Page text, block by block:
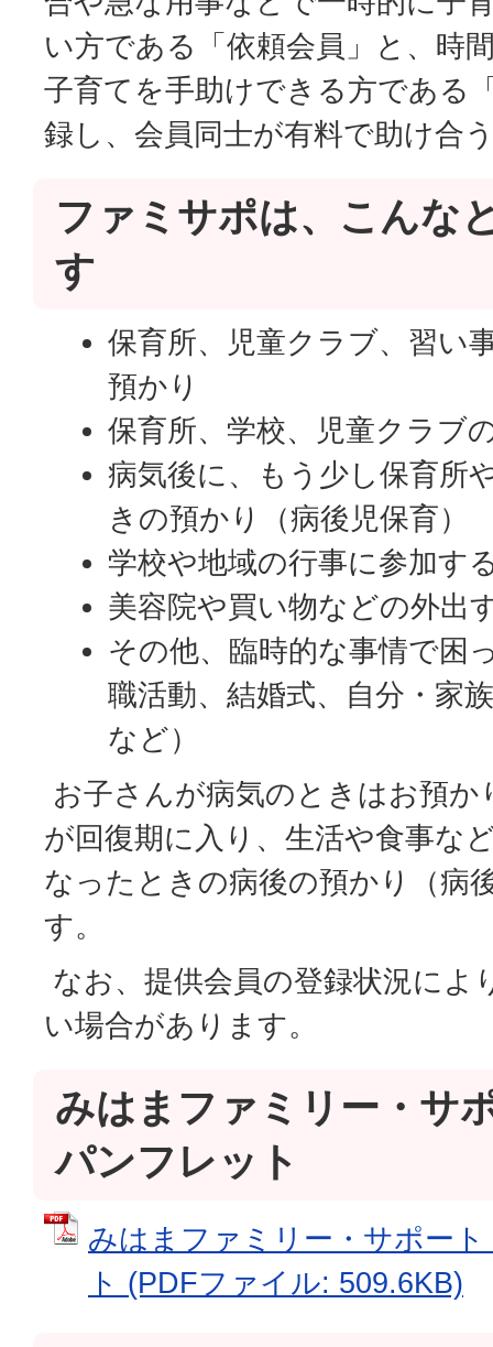
い方である「依頼会員」と、時
子育てを手助けできる方である
録し、会員同士が有料で助け合
ファミサポは、こんな
す
保育所、児童クラブ、習い
預かり
保育所、学校、児童クラブ
病気後に、もう少し保育所
きの預かり（病後児保育）
学校や地域の行事に参加す
美容院や買い物などの外出
その他、臨時的な事情で困
職活動、結婚式、自分・家
など）
お子さんが病気のときはお預
が回復期に入り、生活や食事な
なったときの病後の預かり（病
す。
なお、提供会員の登録状況によ
い場合があります。
みはまファミリー・サ
パンフレット
みはまファミリー・サポー
ト (PDFファイル: 509.6KB)